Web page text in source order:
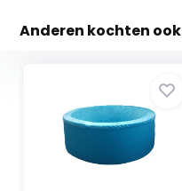
Anderen kochten ook